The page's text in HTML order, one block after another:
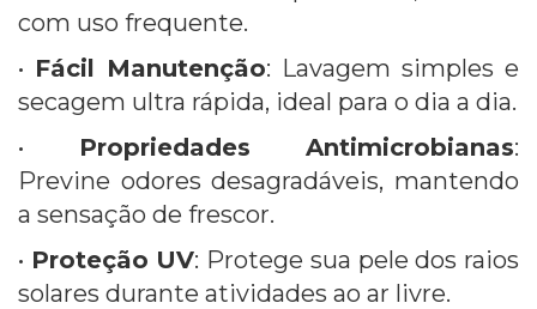
com uso frequente.
• Fácil Manutenção: Lavagem simples e
secagem ultra rápida, ideal para o dia a dia.
•
Propriedades Antimicrobianas:
Previne odores desagradáveis, mantendo
a sensação de frescor.
• Proteção UV: Protege sua pele dos raios
solares durante atividades ao ar livre.